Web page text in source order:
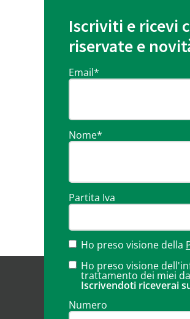
Iscriviti e ricevi
riservate e
Email*
Nome*
Partita Iva
Ho preso visione della
Ho preso visione
trattamento dei miei
Iscrivendoti riceverai
Numero